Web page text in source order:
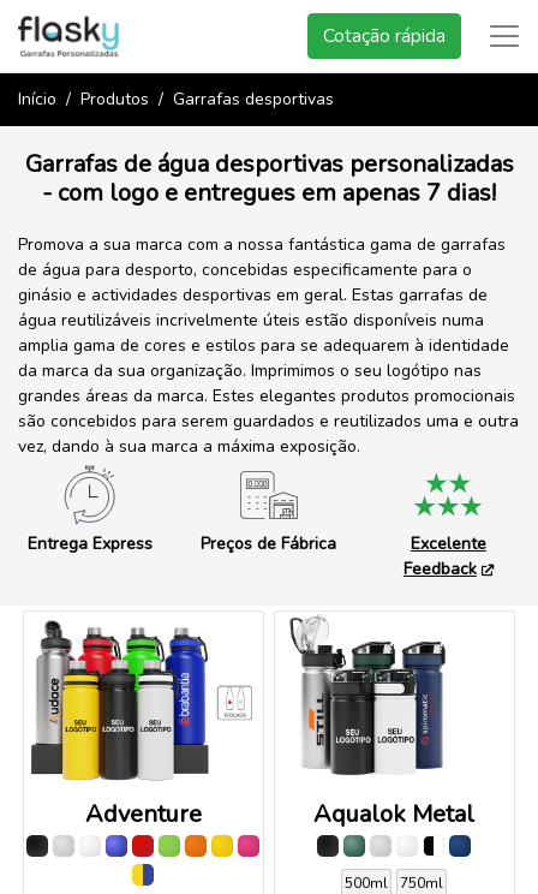
Cotação rápida
Início Produtos Garrafas desportivas
Garrafas de água desportivas personalizadas
- com logo e entregues em apenas 7 dias!
Promova a sua marca com a nossa fantástica gama de garrafas
de água para desporto, concebidas especificamente para o
ginásio e actividades desportivas em geral. Estas garrafas de
água reutilizáveis incrivelmente úteis estão disponíveis numa
amplia gama de cores e estilos para se adequarem à identidade
da marca da sua organização. Imprimimos o seu logótipo nas
grandes áreas da marca. Estes elegantes produtos promocionais
são concebidos para serem guardados e reutilizados uma e outra
vez, dando à sua marca a máxima exposição.
Entrega Express Preços de Fábrica
Excelente
Feedback
Adventure Aqualok Metal
500ml 750ml